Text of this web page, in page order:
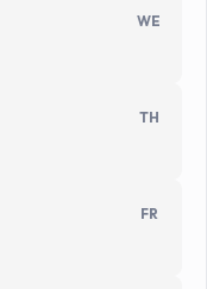
WE
TH
FR